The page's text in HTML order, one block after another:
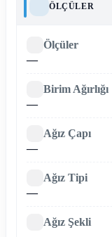
ÖLÇÜLER
Ölçüler
—
Birim Ağırlığı
—
Ağız Çapı
—
Ağız Tipi
—
Ağız Şekli